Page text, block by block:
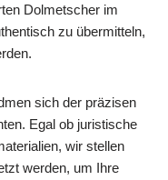
Dolmetscher im
zu übermitteln,
sich der präzisen
Egal ob juristische
wir stellen
werden, um Ihre